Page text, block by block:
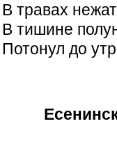
В травах
В тишине
Потонул до